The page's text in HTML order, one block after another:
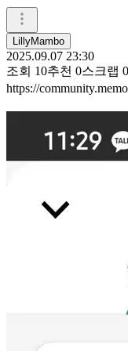
LillyMambo
2025.09.07 23:30
조회 10추천 0스크랩 0
https://